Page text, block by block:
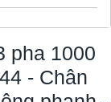
pha 1000
- Chân